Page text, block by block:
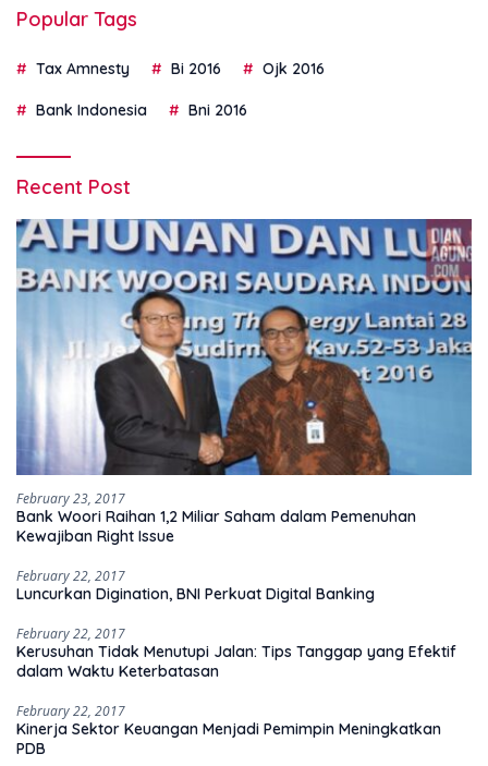
Popular Tags
Tax Amnesty Bi 2016 Ojk 2016
Bank Indonesia Bni 2016
Recent Post
February 23, 2017
Bank Woori Raihan 1,2 Miliar Saham dalam Pemenuhan
Kewajiban Right Issue
February 22, 2017
Luncurkan Digination, BNI Perkuat Digital Banking
February 22, 2017
Kerusuhan Tidak Menutupi Jalan: Tips Tanggap yang Efektif
dalam Waktu Keterbatasan
February 22, 2017
Kinerja Sektor Keuangan Menjadi Pemimpin Meningkatkan
PDB